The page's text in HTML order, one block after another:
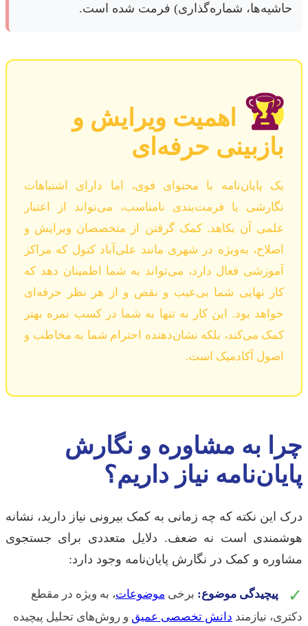
حاشیه‌ها، شماره‌گذاری) فرمت شده است.
🏆 اهمیت ویرایش و
بازبینی حرفه‌ای
یک پایان‌نامه با محتوای قوی، اما دارای اشتباهات
نگارشی یا فرمت‌بندی نامناسب، می‌تواند از اعتبار
علمی آن بکاهد. کمک گرفتن از متخصصان ویرایش و
اصلاح، به‌ویژه در شهری مانند علی‌آباد کتول که مراکز
آموزشی فعال دارد، می‌تواند به شما اطمینان دهد که
کار نهایی شما بی‌عیب و نقص و از هر نظر حرفه‌ای
خواهد بود. این کار نه تنها به شما در کسب نمره بهتر
کمک می‌کند، بلکه نشان‌دهنده احترام شما به مخاطب و
اصول آکادمیک است.
چرا به مشاوره و نگارش
پایان‌نامه نیاز داریم؟
درک این نکته که چه زمانی به کمک بیرونی نیاز دارید، نشانه
هوشمندی است نه ضعف. دلایل متعددی برای جستجوی
مشاوره و کمک در نگارش پایان‌نامه وجود دارد:
✓ پیچیدگی موضوع: برخی موضوعات، به ویژه در مقطع
دکتری، نیازمند دانش تخصصی عمیق و روش‌های تحلیل پیچیده